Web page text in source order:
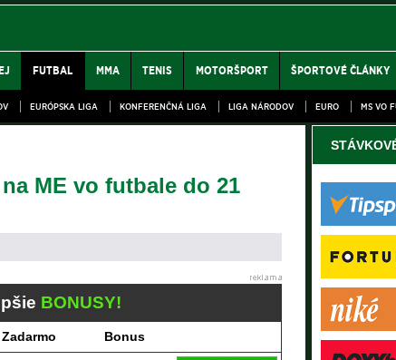
FUTBAL MMA TENIS MOTORŠPORT ŠPORTOVÉ ČLÁNKY
EURÓPSKA LIGA KONFERENČNÁ LIGA LIGA NÁRODOV EURO MS VO
ME vo futbale do 21
BONUSY!
Zadarmo Bonus